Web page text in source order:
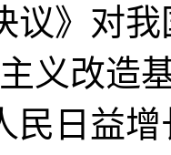
议》对
义改造
民日益